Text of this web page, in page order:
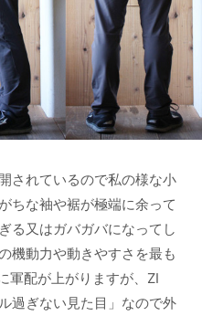
されているので私の様な小
ちな袖や裾が極端に余って
る又はガバガバになってし
機動力や動きやすさを最も
軍配が上がりますが、ZI
過ぎない見た目」なので外